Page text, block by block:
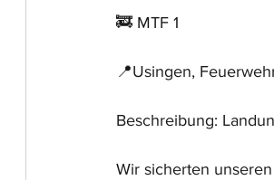
🚒 MTF 1
📍Usingen,
Beschreibung:
Wir sicherten